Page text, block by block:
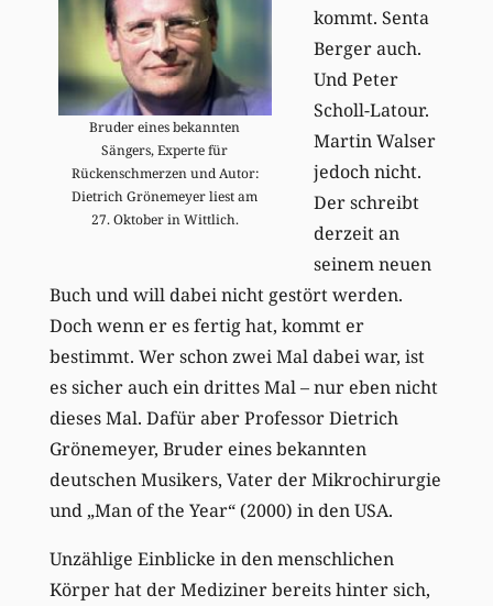
Bruder eines bekannten
Sängers, Experte für
Rückenschmerzen und Autor:
Dietrich Grönemeyer liest am
27. Oktober in Wittlich.
kommt. Senta
Berger auch.
Und Peter
Scholl-Latour.
Martin Walser
jedoch nicht.
Der schreibt
derzeit an
seinem neuen
Buch und will dabei nicht gestört werden.
Doch wenn er es fertig hat, kommt er
bestimmt. Wer schon zwei Mal dabei war, ist
es sicher auch ein drittes Mal – nur eben nicht
dieses Mal. Dafür aber Professor Dietrich
Grönemeyer, Bruder eines bekannten
deutschen Musikers, Vater der Mikrochirurgie
und „Man of the Year“ (2000) in den USA.
Unzählige Einblicke in den menschlichen
Körper hat der Mediziner bereits hinter sich,